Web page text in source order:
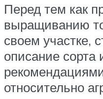
Перед тем как
выращиванию
своем участке,
описание сорта
относительно